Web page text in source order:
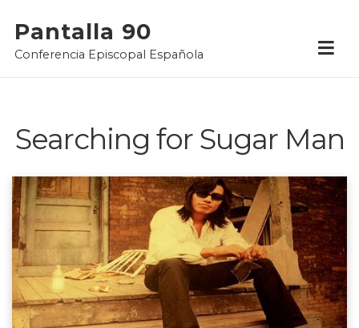
content
Pantalla 90
Conferencia Episcopal Española
Searching for Sugar Man